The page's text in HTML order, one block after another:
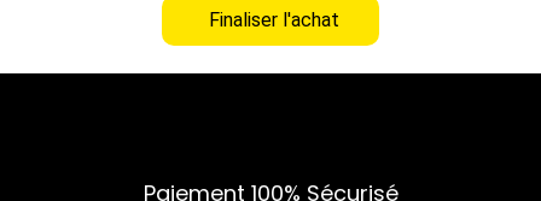
Paiement 100% Sécurisé